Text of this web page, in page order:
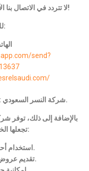
لا تتردد في الاتصال بنا الآن للحصول على أفضل عرض لنقل عفشك!
للتواصل والاستفسار:
send?
شركة النسر السعودي : شريكك في نقل عفشك بأمان وراحة بال.
بالإضافة إلى ذلك، توفر
تجعلها الخيار الأمثل لنقل عفشك، مثل:
استخدام أحدث تقنيات النقل والتغليف.
تقديم عروض وخصومات مميزة للعملاء.